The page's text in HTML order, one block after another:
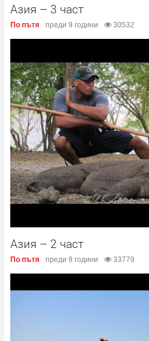
Азия – 3 част
По пътя преди 9 години 30532
Азия – 2 част
По пътя преди 9 години 33779